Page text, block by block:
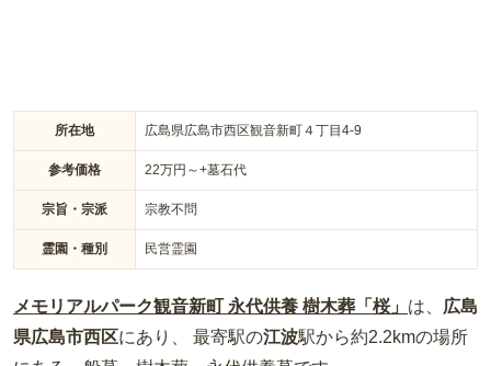
所在地 広島県広島市西区観音新町４丁目4-9
参考価格 22万円～+墓石代
宗旨・宗派 宗教不問
霊園・種別 民営霊園
メモリアルパーク観音新町 永代供養 樹木葬「桜」 は、 広島
県広島市西区にあり、 最寄駅の江波駅から約2.2kmの場所